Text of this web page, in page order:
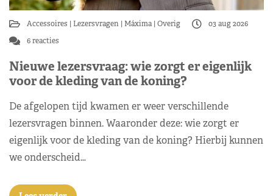
Accessoires Lezersvragen Máxima Overig
03 aug 2026
6 reacties
Nieuwe lezersvraag: wie zorgt er eigenlijk
voor de kleding van de koning?
De afgelopen tijd kwamen er weer verschillende
lezersvragen binnen. Waaronder deze: wie zorgt er
eigenlijk voor de kleding van de koning? Hierbij kunnen
we onderscheid…